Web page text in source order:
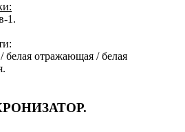
1.
/ белая отражающая / белая